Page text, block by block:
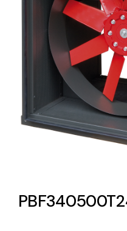
Lighting and
Equipment
Complete solutions in
material for each
Amplia gama de